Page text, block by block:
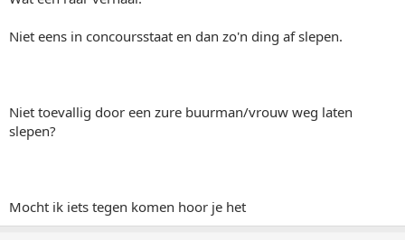
Niet eens in concoursstaat en dan zo'n ding af slepen.
Niet toevallig door een zure buurman/vrouw weg laten
slepen?
Mocht ik iets tegen komen hoor je het